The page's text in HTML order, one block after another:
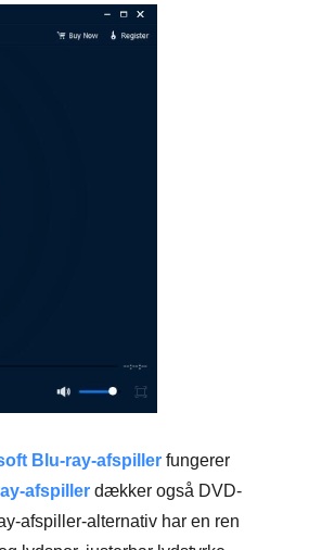
Blu-ray-afspiller fungerer
afspiller dækker også DVD-
afspiller-alternativ har en ren